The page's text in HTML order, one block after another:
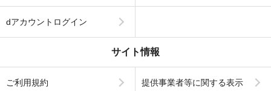
dアカウントログイン
サイト情報
ご利用規約 提供事業者等に関する表示